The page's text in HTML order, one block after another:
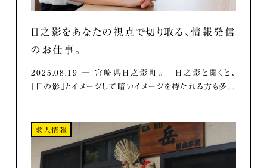
日之影をあなたの視点で切り取る、情報発信
のお仕事。
2025.08.19 ― 宮崎県日之影町。 日之影と聞くと、
「日の影」とイメージして暗いイメージを持たれる方も多...
求人情報